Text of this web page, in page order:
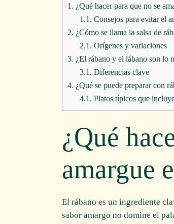
1. ¿Qué hacer para que no se
1.1. Consejos para evitar el
2. ¿Cómo se llama la salsa de
2.1. Orígenes y variaciones
3. ¿El rábano y el lábano son lo
3.1. Diferencias clave
4. ¿Qué se puede preparar con
4.1. Platos típicos que
¿Qué
amargue
El rábano es un ingrediente
sabor amargo no domine el